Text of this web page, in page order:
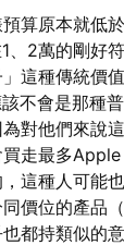
算原本就低
、2萬的剛好
這種傳統價
不會是那種
對他們來說
走最多
這種人可能
價位的產品
都持類似的